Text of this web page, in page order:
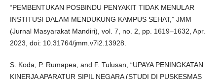
“PEMBENTUKAN POSBINDU PENYAKIT TIDAK MENULAR
INSTITUSI DALAM MENDUKUNG KAMPUS SEHAT,” JMM
(Jurnal Masyarakat Mandiri), vol. 7, no. 2, pp. 1619–1632, Apr.
2023, doi: 10.31764/jmm.v7i2.13928.
S. Koda, P. Rumapea, and F. Tulusan, “UPAYA PENINGKATAN
KINERJA APARATUR SIPIL NEGARA (STUDI DI PUSKESMAS